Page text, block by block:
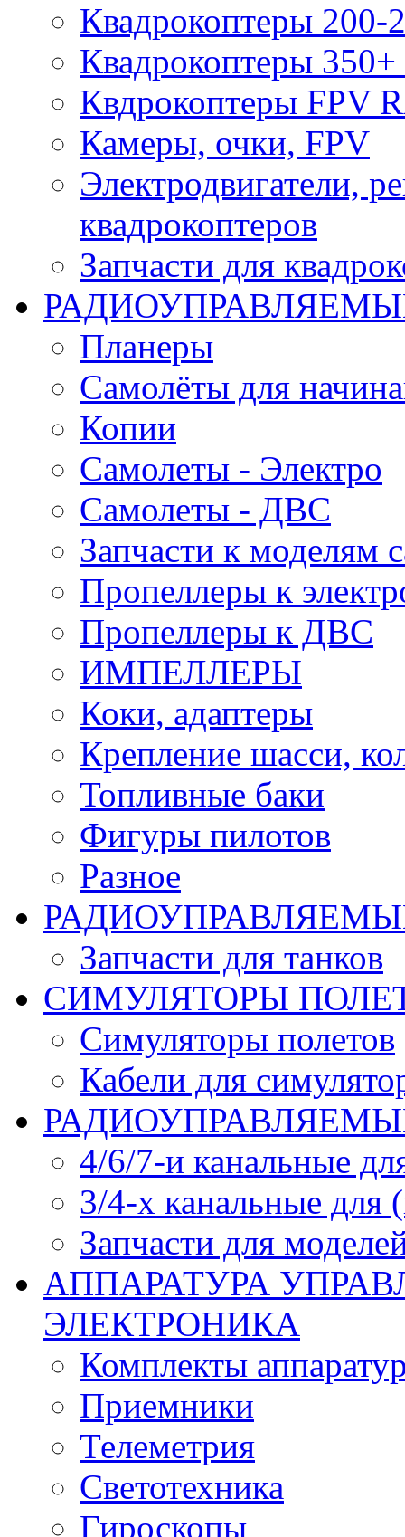
Квадрокоптеры 200-
Квадрокоптеры 350+
Квдрокоптеры FPV
Камеры, очки, FPV
Электродвигатели,
квадрокоптеров
Запчасти для
Планеры
Самолёты для
Копии
Самолеты - Электро
Самолеты - ДВС
Запчасти к моделям
Пропеллеры к
Пропеллеры к ДВС
ИМПЕЛЛЕРЫ
Коки, адаптеры
Крепление шасси,
Топливные баки
Фигуры пилотов
Разное
Запчасти для танков
СИМУЛЯТОРЫ
Симуляторы полетов
Кабели для
4/6/7-и канальные
3/4-х канальные
Запчасти для
АППАРАТУРА
ЭЛЕКТРОНИКА
Комплекты
Приемники
Телеметрия
Светотехника
Гироскопы